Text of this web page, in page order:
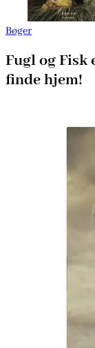
Bøger
Fugl og Fisk
finde hjem!